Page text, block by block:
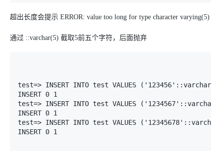
超出长度会提示 ERROR: value too long for type character varying(5)
通过 ::varchar(5) 截取5前五个字符，后面抛弃
test=> INSERT INTO test VALUES
INSERT 0 1
test=> INSERT INTO test VALUES
INSERT 0 1
test=> INSERT INTO test VALUES
INSERT 0 1